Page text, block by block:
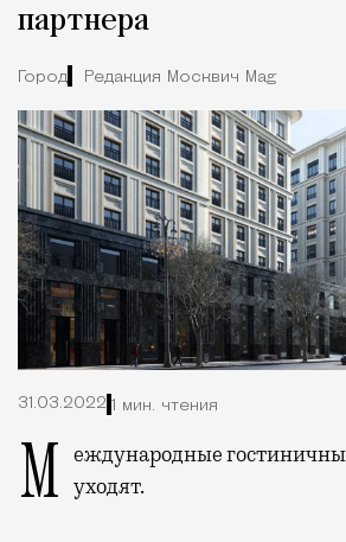
партнера
Город Редакция Москвич Mag
31.03.2022 1 мин. чтения
Международные гостиничные бренды тоже уходят.